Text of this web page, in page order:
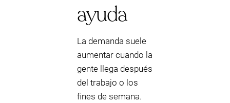
ayuda
La demanda suele
aumentar cuando la
gente llega después
del trabajo o los
fines de semana.